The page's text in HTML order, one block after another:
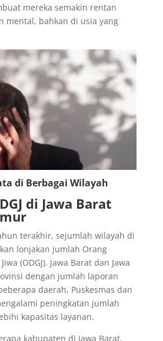
mereka semakin rentan
mental, bahkan di usia yang
di Berbagai Wilayah
di Jawa Barat
terakhir, sejumlah wilayah di
lonjakan jumlah Orang
(ODGJ). Jawa Barat dan Jawa
dengan jumlah laporan
daerah, Puskesmas dan
peningkatan jumlah
kapasitas layanan.
kabupaten di Jawa Barat,